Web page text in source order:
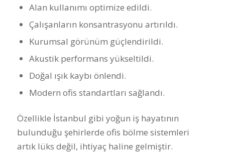
Alan kullanımı optimize edildi.
Çalışanların konsantrasyonu artırıldı.
Kurumsal görünüm güçlendirildi.
Akustik performans yükseltildi.
Doğal ışık kaybı önlendi.
Modern ofis standartları sağlandı.
Özellikle İstanbul gibi yoğun iş hayatının
bulunduğu şehirlerde ofis bölme sistemleri
artık lüks değil, ihtiyaç haline gelmiştir.